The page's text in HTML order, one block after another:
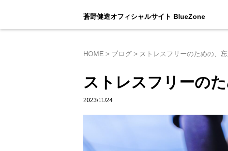
蒼野健造オフィシャルサイト BlueZone
HOME > ブログ > ストレスフリーのための、
ストレスフリーの
2023/11/24